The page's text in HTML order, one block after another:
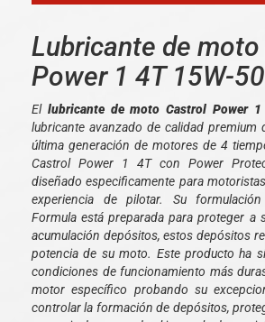
Lubricante de
Power 1 4T 15W-50
El lubricante de moto Castrol Power
lubricante avanzado de calidad premium
última generación de motores de 4
Castrol Power 1 4T con Power
diseñado especificamente para
experiencia de pilotar. Su
Formula está preparada para proteger a
acumulación depósitos, estos depósitos
potencia de su moto. Este producto ha
condiciones de funcionamiento más
motor específico probando su
controlar la formación de depósitos,